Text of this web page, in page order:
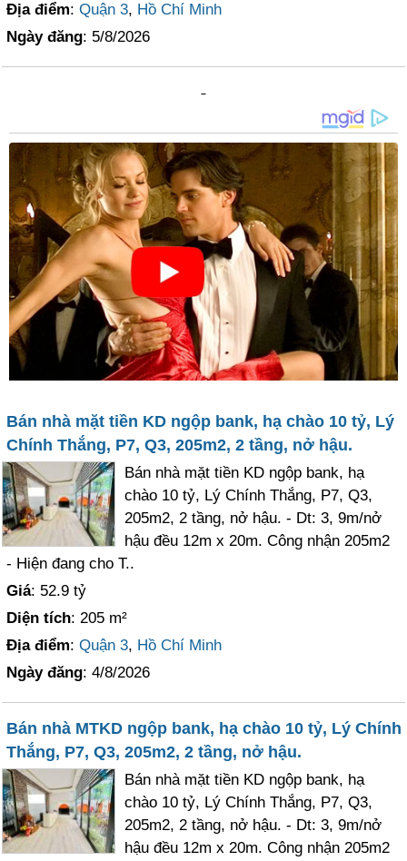
Địa điểm:Quận 3, Hồ Chí Minh
Ngày đăng: 5/8/2026
Bán nhà mặt tiền KD ngộp bank, hạ chào 10 tỷ, Lý
Chính Thắng, P7, Q3, 205m2, 2 tầng, nở hậu.
Bán nhà mặt tiền KD ngộp bank, hạ
chào 10 tỷ, Lý Chính Thắng, P7, Q3,
205m2, 2 tầng, nở hậu. - Dt: 3, 9m/nở
hậu đều 12m x 20m. Công nhận 205m2
- Hiện đang cho T..
Giá: 52.9 tỷ
Diện tích: 205 m²
Địa điểm:Quận 3, Hồ Chí Minh
Ngày đăng: 4/8/2026
Bán nhà MTKD ngộp bank, hạ chào 10 tỷ, Lý Chính
Thắng, P7, Q3, 205m2, 2 tầng, nở hậu.
Bán nhà mặt tiền KD ngộp bank, hạ
chào 10 tỷ, Lý Chính Thắng, P7, Q3,
205m2, 2 tầng, nở hậu. - Dt: 3, 9m/nở
hậu đều 12m x 20m. Công nhận 205m2